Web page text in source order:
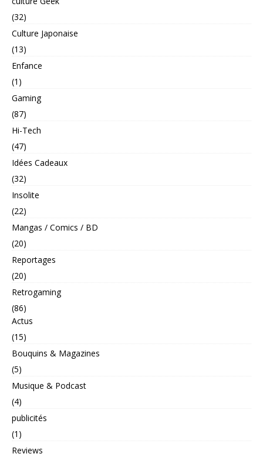
(32)
Culture Japonaise
(13)
Enfance
(1)
Gaming
(87)
Hi-Tech
(47)
Idées Cadeaux
(32)
Insolite
(22)
Mangas / Comics / BD
(20)
Reportages
(20)
Retrogaming
(86)
Actus
(15)
Bouquins & Magazines
(5)
Musique & Podcast
(4)
publicités
(1)
Reviews